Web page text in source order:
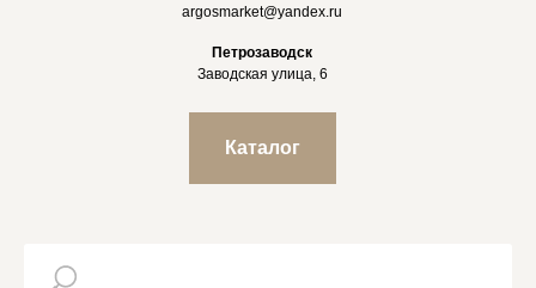
argosmarket@yandex.ru
Петрозаводск
Заводская улица, 6
Каталог